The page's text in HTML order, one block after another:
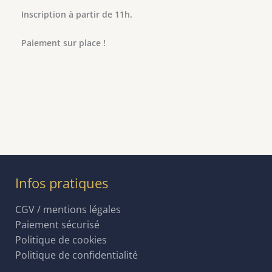
Inscription à partir de 11h.
Paiement sur place !
Infos pratiques
CGV / mentions légales
Paiement sécurisé
Politique de cookies
Politique de confidentialité